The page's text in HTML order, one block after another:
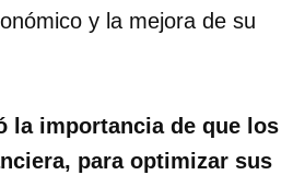
y la mejora de su
la importancia de que los
para optimizar sus